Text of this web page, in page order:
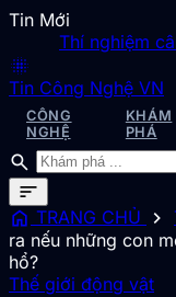
Tin Mới
Thí nghiệm cân
blur_on
Tin Công Nghệ VN
CÔNG
NGHỆ
KHÁM
PHÁ
search
sort
home TRANG CHỦ chevron_right
ra nếu những con
hổ?
Thế giới động vật